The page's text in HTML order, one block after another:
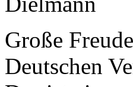
Große
Deutschen